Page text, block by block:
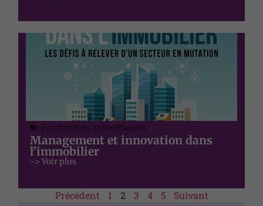
Productions scientifiques
Management et innovation dans
l’immobilier
-> Voir plus
Précédent 1 2 3 4 5 Suivant